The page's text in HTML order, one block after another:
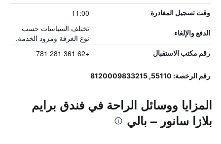
وقت تسجيل المغادرة 11:00
الدفع والإلغاء
تختلف السياسات حسب
نوع الغرفة ومزود الخدمة.
رقم مكتب الاستقبال +62 361 281 781
رقم الرخصة: 55110, 8120009833215
المزايا ووسائل الراحة في فندق برايم
بلازا سانور – بالي